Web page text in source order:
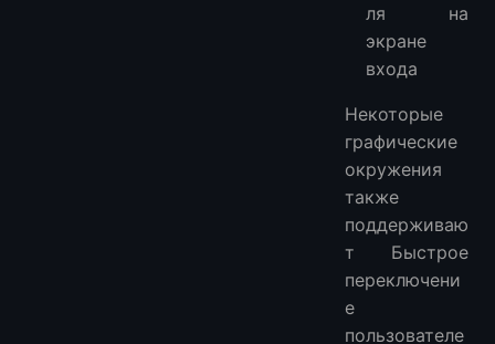
ля на
экране
входа
Некоторые
графические
окружения
также
поддерживаю
т Быстрое
переключени
е
пользователе